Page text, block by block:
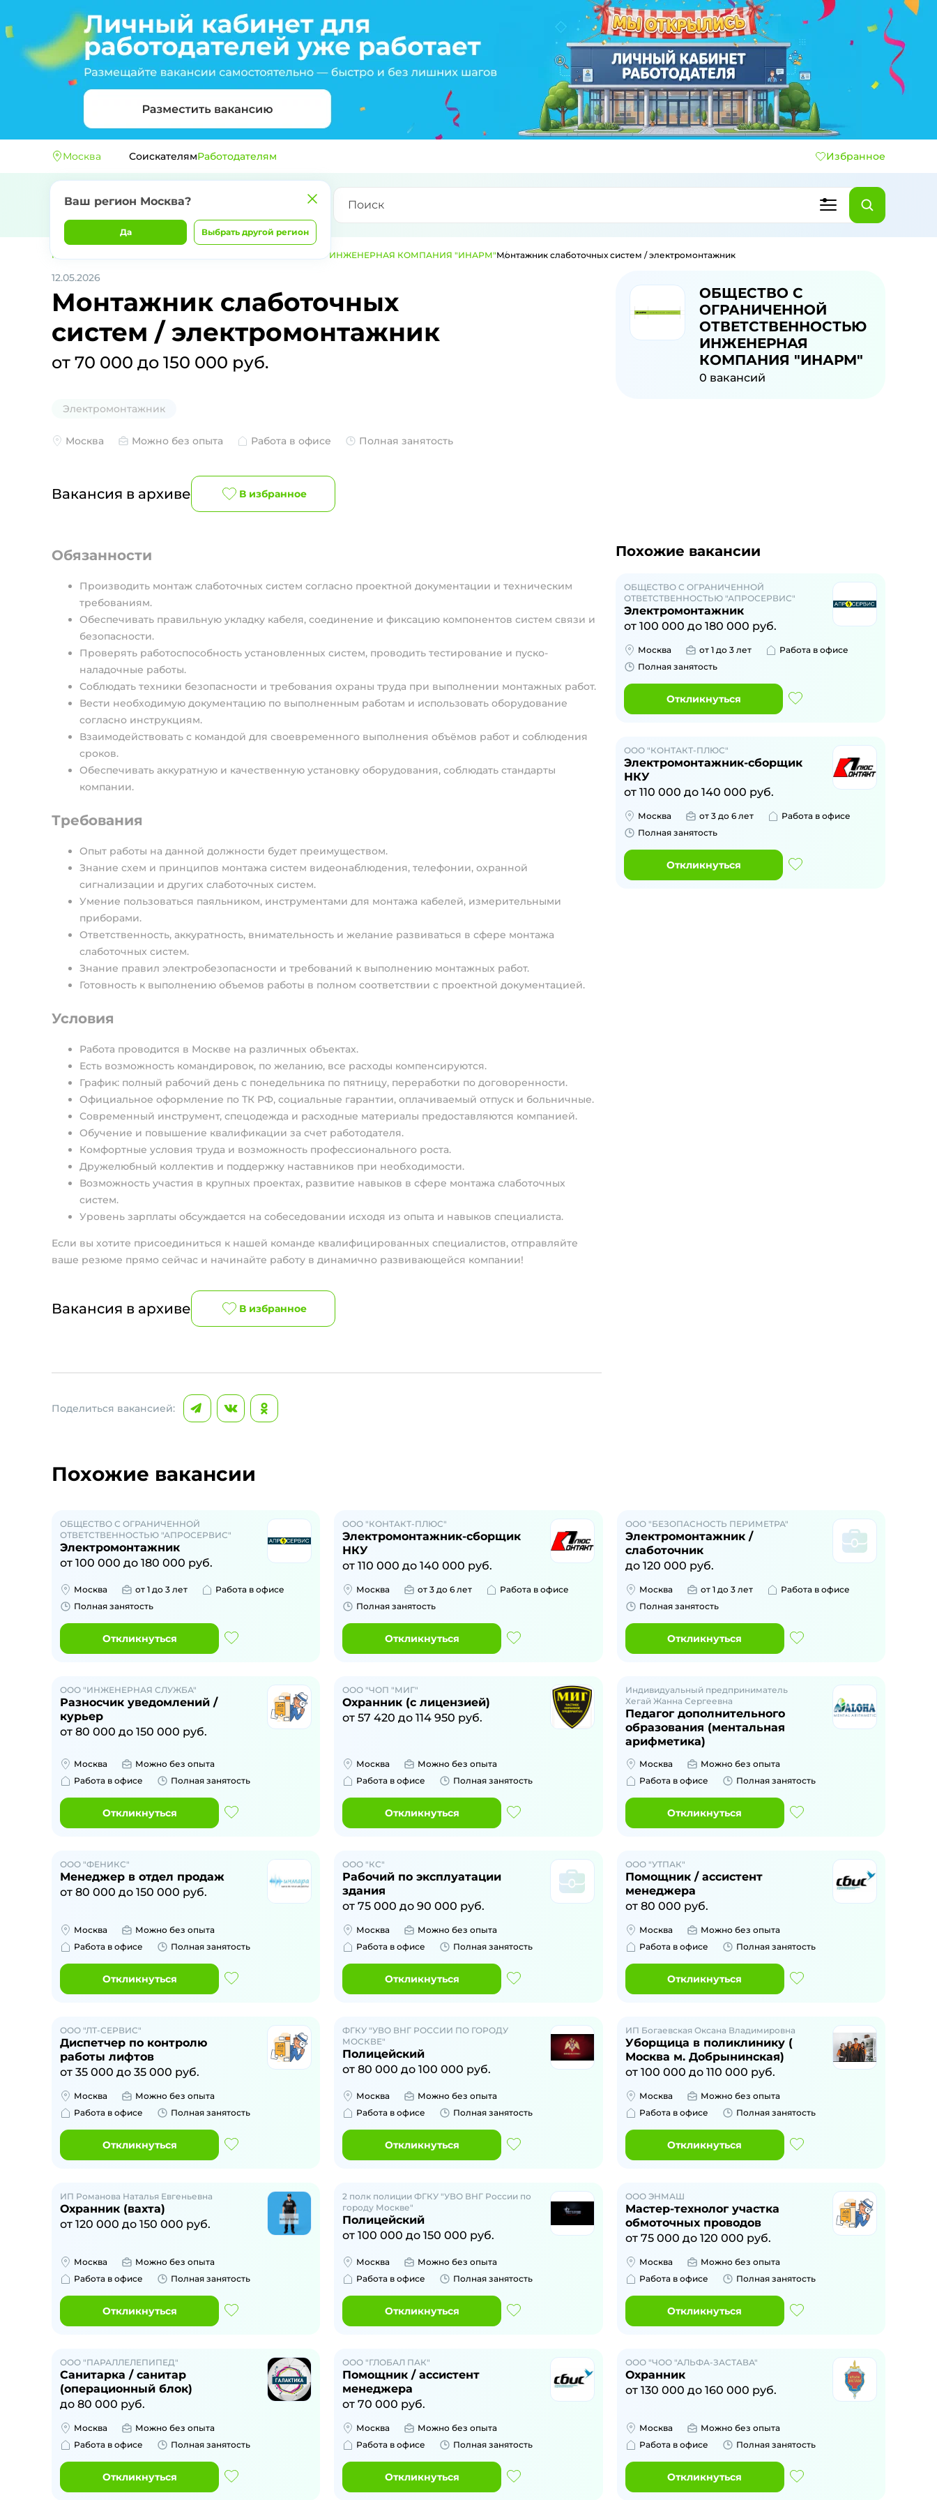
Москва
Ваш регион Москва?
Да Выбрать другой регион
СоискателямРаботодателям Избранное
Главная ОБЩЕСТВО С ОГРАНИЧЕННОЙ ОТВЕТСТВЕННОСТЬЮ ИНЖЕНЕРНАЯ КОМПАНИЯ "ИНАРМ"Монтажник слаботочных систем / электромонтажник
12.05.2026
Монтажник слаботочных
систем / электромонтажник
от 70 000 до 150 000 руб.
Электромонтажник
Москва Можно без опыта Работа в офисе Полная занятость
Вакансия в архиве В избранное
ОБЩЕСТВО С
ОГРАНИЧЕННОЙ
ОТВЕТСТВЕННОСТЬЮ
ИНЖЕНЕРНАЯ
КОМПАНИЯ "ИНАРМ"
0 вакансий
Обязанности
Производить монтаж слаботочных систем согласно проектной документации и техническим
требованиям.
Обеспечивать правильную укладку кабеля, соединение и фиксацию компонентов систем связи и
безопасности.
Проверять работоспособность установленных систем, проводить тестирование и пуско-
наладочные работы.
Соблюдать техники безопасности и требования охраны труда при выполнении монтажных работ.
Вести необходимую документацию по выполненным работам и использовать оборудование
согласно инструкциям.
Взаимодействовать с командой для своевременного выполнения объёмов работ и соблюдения
сроков.
Обеспечивать аккуратную и качественную установку оборудования, соблюдать стандарты
компании.
Требования
Опыт работы на данной должности будет преимуществом.
Знание схем и принципов монтажа систем видеонаблюдения, телефонии, охранной
сигнализации и других слаботочных систем.
Умение пользоваться паяльником, инструментами для монтажа кабелей, измерительными
приборами.
Ответственность, аккуратность, внимательность и желание развиваться в сфере монтажа
слаботочных систем.
Знание правил электробезопасности и требований к выполнению монтажных работ.
Готовность к выполнению объемов работы в полном соответствии с проектной документацией.
Условия
Работа проводится в Москве на различных объектах.
Есть возможность командировок, по желанию, все расходы компенсируются.
График: полный рабочий день с понедельника по пятницу, переработки по договоренности.
Официальное оформление по ТК РФ, социальные гарантии, оплачиваемый отпуск и больничные.
Современный инструмент, спецодежда и расходные материалы предоставляются компанией.
Обучение и повышение квалификации за счет работодателя.
Комфортные условия труда и возможность профессионального роста.
Дружелюбный коллектив и поддержку наставников при необходимости.
Возможность участия в крупных проектах, развитие навыков в сфере монтажа слаботочных
систем.
Уровень зарплаты обсуждается на собеседовании исходя из опыта и навыков специалиста.
Если вы хотите присоединиться к нашей команде квалифицированных специалистов, отправляйте
ваше резюме прямо сейчас и начинайте работу в динамично развивающейся компании!
Вакансия в архиве В избранное
Поделиться вакансией:
Похожие вакансии
ОБЩЕСТВО С ОГРАНИЧЕННОЙ
ОТВЕТСТВЕННОСТЬЮ "АПРОСЕРВИС"
Электромонтажник
от 100 000 до 180 000 руб.
Москва от 1 до 3 лет
Работа в офисе
Полная занятость
Откликнуться
ООО "КОНТАКТ-ПЛЮС"
Электромонтажник-сборщик
НКУ
от 110 000 до 140 000 руб.
Москва от 3 до 6 лет
Работа в офисе
Полная занятость
Откликнуться
Похожие вакансии
ОБЩЕСТВО С ОГРАНИЧЕННОЙ
ОТВЕТСТВЕННОСТЬЮ "АПРОСЕРВИС"
Электромонтажник
от 100 000 до 180 000 руб.
Москва от 1 до 3 лет
Работа в офисе
Полная занятость
Откликнуться
ООО "КОНТАКТ-ПЛЮС"
Электромонтажник-сборщик
НКУ
от110 000 до140 000 руб.
Москва от 3 до 6 лет
Работа в офисе
Полная занятость
Откликнуться
ООО "БЕЗОПАСНОСТЬ ПЕРИМЕТРА"
Электромонтажник /
слаботочник
до 120 000 руб.
Москва от 1 до 3 лет
Работа в офисе
Полная занятость
Откликнуться
ООО "ИНЖЕНЕРНАЯ СЛУЖБА"
Разносчик уведомлений /
курьер
от 80 000 до 150 000 руб.
Москва
Можно без опыта
Работа в офисе
Полная занятость
Откликнуться
ООО "ЧОП "МИГ"
Охранник (с лицензией)
от57 420 до114 950 руб.
Москва
Можно без опыта
Работа в офисе
Полная занятость
Откликнуться
Индивидуальный предприниматель
Хегай Жанна Сергеевна
Педагог дополнительного
образования (ментальная
арифметика)
Москва
Можно без опыта
Работа в офисе
Полная занятость
Откликнуться
ООО "ФЕНИКС"
Менеджер в отдел продаж
от 80 000 до 150 000 руб.
Москва
Можно без опыта
Работа в офисе
Полная занятость
Откликнуться
ООО "КС"
Рабочий по эксплуатации
здания
от75 000 до90 000 руб.
Москва
Можно без опыта
Работа в офисе
Полная занятость
Откликнуться
ООО "УТПАК"
Помощник / ассистент
менеджера
от 80 000 руб.
Москва
Можно без опыта
Работа в офисе
Полная занятость
Откликнуться
ООО "ЛТ-СЕРВИС"
Диспетчер по контролю
работы лифтов
от 35 000 до 35 000 руб.
Москва
Можно без опыта
Работа в офисе
Полная занятость
Откликнуться
ФГКУ "УВО ВНГ РОССИИ ПО ГОРОДУ
МОСКВЕ"
Полицейский
от80 000 до100 000 руб.
Москва
Можно без опыта
Работа в офисе
Полная занятость
Откликнуться
ИП Богаевская Оксана Владимировна
Уборщица в поликлинику (
Москва м. Добрынинская)
от 100 000 до 110 000 руб.
Москва
Можно без опыта
Работа в офисе
Полная занятость
Откликнуться
ИП Романова Наталья Евгеньевна
Охранник (вахта)
от 120 000 до 150 000 руб.
Москва
Можно без опыта
Работа в офисе
Полная занятость
Откликнуться
2 полк полиции ФГКУ "УВО ВНГ России по
городу Москве"
Полицейский
от100 000 до150 000 руб.
Москва
Можно без опыта
Работа в офисе
Полная занятость
Откликнуться
ООО ЭНМАШ
Мастер-технолог участка
обмоточных проводов
от 75 000 до 120 000 руб.
Москва
Можно без опыта
Работа в офисе
Полная занятость
Откликнуться
ООО "ПАРАЛЛЕЛЕПИПЕД"
Санитарка / санитар
(операционный блок)
до 80 000 руб.
Москва
Можно без опыта
Работа в офисе
Полная занятость
Откликнуться
ООО "ГЛОБАЛ ПАК"
Помощник / ассистент
менеджера
от70 000 руб.
Москва
Можно без опыта
Работа в офисе
Полная занятость
Откликнуться
ООО "ЧОО "АЛЬФА-ЗАСТАВА"
Охранник
от 130 000 до 160 000 руб.
Москва
Можно без опыта
Работа в офисе
Полная занятость
Откликнуться